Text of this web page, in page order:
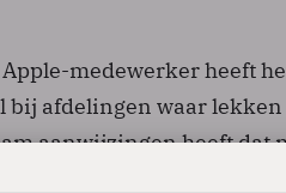
medewerker heeft
bij afdelingen waar
aanwijzingen heeft
de leidinggevende van